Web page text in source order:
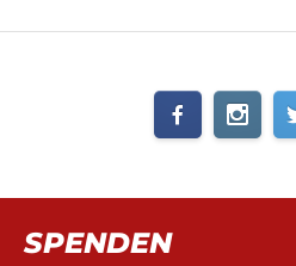
SPENDEN